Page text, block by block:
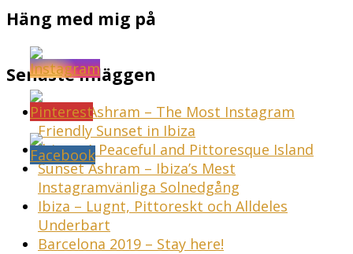
Häng med mig på
Senaste inläggen
Sunset Ashram – The Most Instagram
Friendly Sunset in Ibiza
Ibiza – A Peaceful and Pittoresque Island
Sunset Ashram – Ibiza’s Mest
Instagramvänliga Solnedgång
Ibiza – Lugnt, Pittoreskt och Alldeles
Underbart
Barcelona 2019 – Stay here!